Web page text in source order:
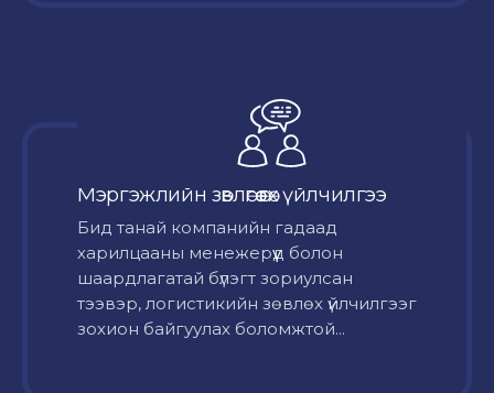
Мэргэжлийн зөвлөгөө өгөх үйлчилгээ
Бид танай компанийн гадаад
харилцааны менежерүүд болон
шаардлагатай бүлэгт зориулсан
тээвэр, логистикийн зөвлөх үйлчилгээг
зохион байгуулах боломжтой...